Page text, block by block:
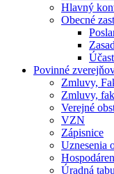
Hlavný
Obecné
Povinné
Zmluvy,
Zmluvy,
Verejné
VZN
Zápisnice
Uznesenia
Úradná